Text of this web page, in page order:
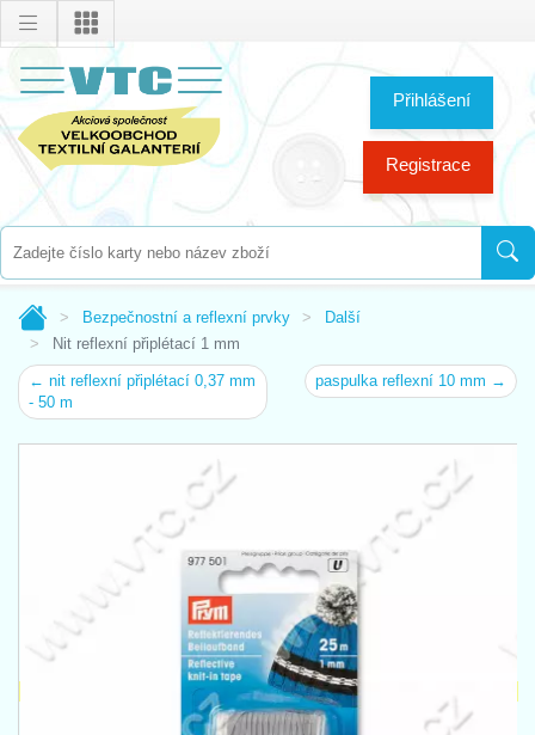
Přihlášení
Registrace
Bezpečnostní a reflexní prvky
Další
Nit reflexní připlétací 1 mm
← nit reflexní připlétací 0,37 mm
- 50 m
paspulka reflexní 10 mm →